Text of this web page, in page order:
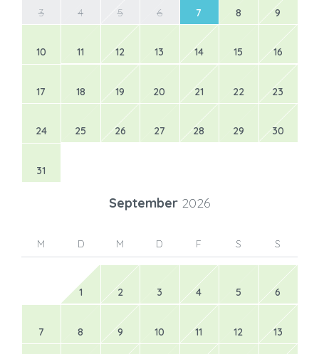
3 4 5 6 7 8 9
10 11 12 13 14 15 16
17 18 19 20 21 22 23
24 25 26 27 28 29 30
31
September 2026
M D M D F S S
1 2 3 4 5 6
7 8 9 10 11 12 13